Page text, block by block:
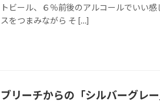
トビール、６％前後のアルコールでいい
スをつまみながら そ […]
ブリーチからの「シルバーグレー